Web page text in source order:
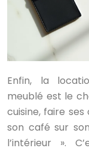
Enfin, la
meublé est le
cuisine, faire
son café sur
l’intérieur ».